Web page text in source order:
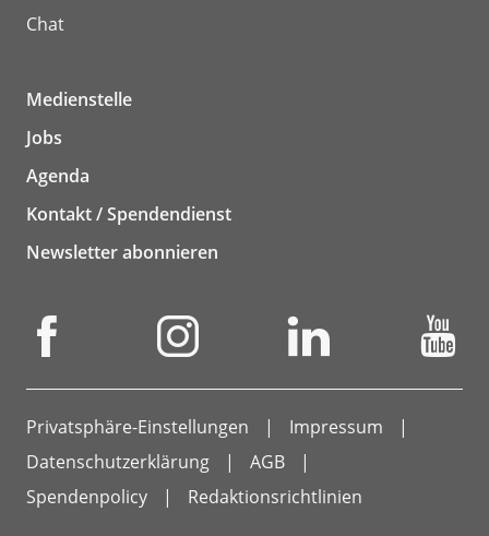
Chat
Medienstelle
Jobs
Agenda
Kontakt / Spendendienst
Newsletter abonnieren
Privatsphäre-Einstellungen
Impressum
Datenschutzerklärung
AGB
Spendenpolicy
Redaktionsrichtlinien